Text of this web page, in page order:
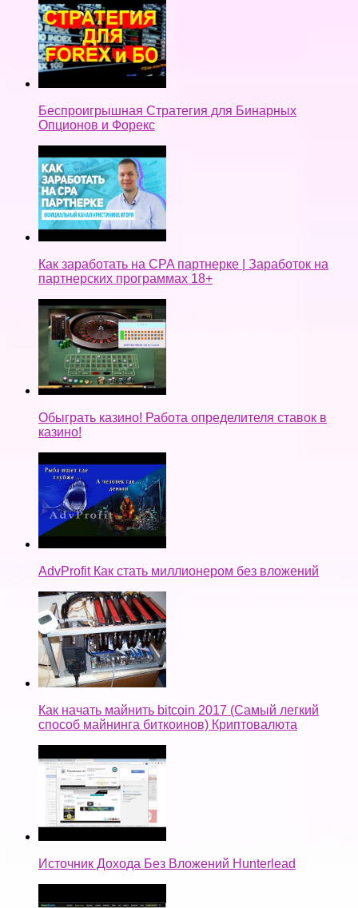
Беспроигрышная Стратегия для Бинарных
Опционов и Форекс
Как заработать на CPA партнерке | Заработок на
партнерских программах 18+
Обыграть казино! Работа определителя ставок в
казино!
AdvProfit Как стать миллионером без вложений
Как начать майнить bitcoin 2017 (Самый легкий
способ майнинга биткоинов) Криптовалюта
Источник Дохода Без Вложений Hunterlead